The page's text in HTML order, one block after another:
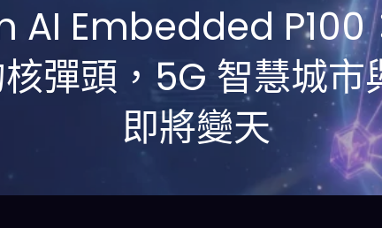
AI Embedded P100
彈頭，5G 智慧城市
即將變天